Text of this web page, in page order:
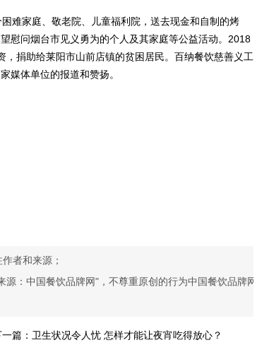
难家庭、敬老院、儿童福利院，送去现金和自制的烤
慰问烟台市见义勇为的个人及其家庭等公益活动。2018
捐助给莱阳市山前店镇的贫困居民。百纳餐饮慈善义工
媒体单位的报道和赞扬。
者和来源；
：中国餐饮品牌网"，不尊重原创的行为中国餐饮品牌网
篇： 卫生状况令人忧 怎样才能让夜宵吃得放心？